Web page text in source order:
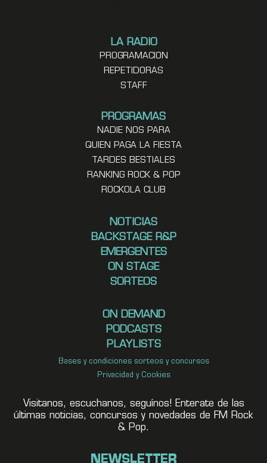
LA RADIO
PROGRAMACION
REPETIDORAS
STAFF
PROGRAMAS
NADIE NOS PARA
QUIEN PAGA LA FIESTA
TARDES BESTIALES
RANKING ROCK & POP
ROCKOLA CLUB
NOTICIAS
BACKSTAGE R&P
EMERGENTES
ON STAGE
SORTEOS
ON DEMAND
PODCASTS
PLAYLISTS
Bases y condiciones sorteos y concursos
Privacidad y Cookies
Visitanos, escuchanos, seguínos! Enterate de las
últimas noticias, concursos y novedades de FM Rock
& Pop.
NEWSLETTER